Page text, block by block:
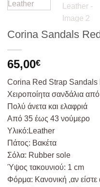
Corina Sandals
65,00€
Corina Red Strap Sandals
Χειροποίητα σανδάλια
Πολύ άνετα και ελαφριά
Από 35 έως 43 νούμερο
Υλικό:Leather
Πάτος: Βακέτα
Σόλα: Rubber sole
Ύψος τακουνιού: 1 cm
Φόρμα: Κανονική ,αν